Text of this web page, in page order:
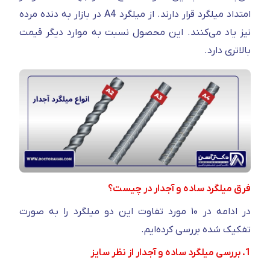
امتداد میلگرد قرار دارند. از میلگرد A4 در بازار به دنده مرده
نیز یاد می‌کنند. این محصول نسبت به موارد دیگر قیمت
بالاتری دارد.
فرق میلگرد ساده و آجدار در چیست؟
در ادامه در ۱۰ مورد تفاوت این دو میلگرد را به صورت
تفکیک شده بررسی کرده‌ایم.
1. بررسی میلگرد ساده و آجدار از نظر سایز